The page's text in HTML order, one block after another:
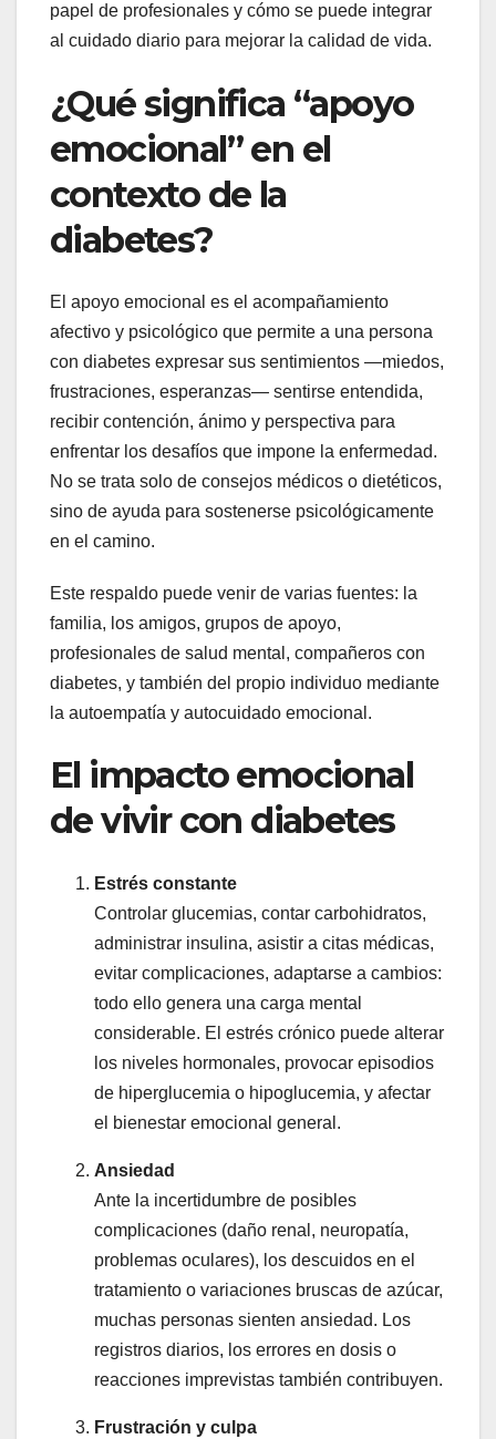
papel de profesionales y cómo se puede integrar
al cuidado diario para mejorar la calidad de vida.
¿Qué significa “apoyo
emocional” en el
contexto de la
diabetes?
El apoyo emocional es el acompañamiento
afectivo y psicológico que permite a una persona
con diabetes expresar sus sentimientos —miedos,
frustraciones, esperanzas— sentirse entendida,
recibir contención, ánimo y perspectiva para
enfrentar los desafíos que impone la enfermedad.
No se trata solo de consejos médicos o dietéticos,
sino de ayuda para sostenerse psicológicamente
en el camino.
Este respaldo puede venir de varias fuentes: la
familia, los amigos, grupos de apoyo,
profesionales de salud mental, compañeros con
diabetes, y también del propio individuo mediante
la autoempatía y autocuidado emocional.
El impacto emocional
de vivir con diabetes
Estrés constante
Controlar glucemias, contar carbohidratos,
administrar insulina, asistir a citas médicas,
evitar complicaciones, adaptarse a cambios:
todo ello genera una carga mental
considerable. El estrés crónico puede alterar
los niveles hormonales, provocar episodios
de hiperglucemia o hipoglucemia, y afectar
el bienestar emocional general.
Ansiedad
Ante la incertidumbre de posibles
complicaciones (daño renal, neuropatía,
problemas oculares), los descuidos en el
tratamiento o variaciones bruscas de azúcar,
muchas personas sienten ansiedad. Los
registros diarios, los errores en dosis o
reacciones imprevistas también contribuyen.
Frustración y culpa